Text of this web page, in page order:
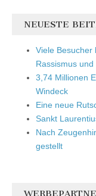
NEUESTE
Viele Besucher
Rassismus
3,74 Millionen
Windeck
Eine neue
Sankt
Nach
gestellt